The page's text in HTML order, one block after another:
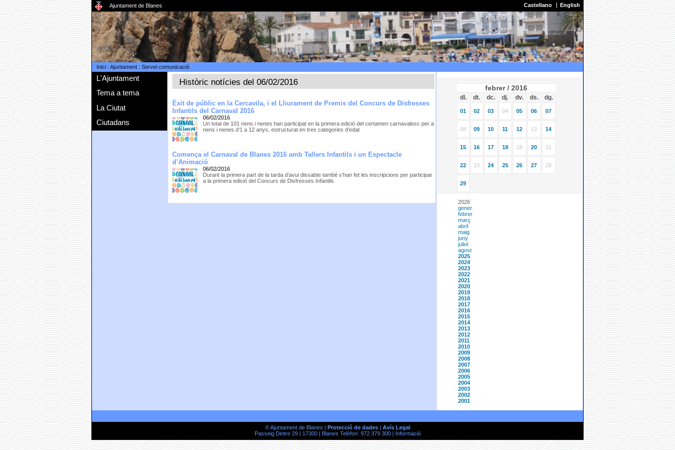
Ajuntament de Blanes Castellano English
Inici: Ajuntament: Servei comunicació
L'Ajuntament
Tema a tema
La Ciutat
Ciutadans
Històric notícies del 06/02/2016
Èxit de públic en la Cercavila, i el Lliurament de Premis del Concurs de Disfresses
Infantils del Carnaval 2016
06/02/2016
Un total de 101 nens i nenes han participat en la primera edició del certamen carnavalesc per a
nens i nenes d’1 a 12 anys, estructurat en tres categories d’edat
Comença el Carnaval de Blanes 2016 amb Tallers Infantils i un Espectacle
d’Animació
06/02/2016
Durant la primera part de la tarda d’avui dissabte també s’han fet les inscripcions per participar
a la primera edició del Concurs de Disfresses Infantils
febrer / 2016
dl. dt. dc. dj. dv. ds. dg.
01 02 03 04 05 06 07
08 09 10 11 12 13 14
15 16 17 18 19 20 21
22 23 24 25 26 27 28
29
2026
gener
febrer
març
abril
maig
juny
juliol
agost
2025
2024
2023
2022
2021
2020
2019
2018
2017
2016
2015
2014
2013
2012
2011
2010
2009
2008
2007
2006
2005
2004
2003
2002
2001
© Ajuntament de Blanes | Protecció de dades| Avís Legal
Passeig Dintre 29 | 17300 | Blanes Telèfon: 972 379 300 |
Informació